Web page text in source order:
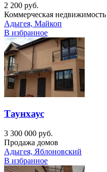
2 200 руб.
Коммерческая недвижимость
Адыгея, Майкоп
В избранное
Таунхаус
3 300 000 руб.
Продажа домов
Адыгея, Яблоновский
В избранное